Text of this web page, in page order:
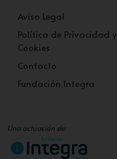
Aviso Legal
Política de Privacidad y
Cookies
Contacto
Fundación Integra
Una actuación de: